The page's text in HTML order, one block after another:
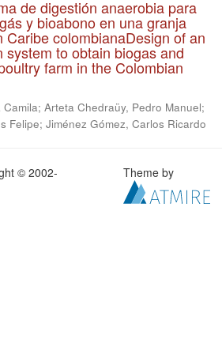
de digestión anaerobia para
y bioabono en una granja
colombianaDesign of an
system to obtain biogas and
farm in the Colombian
Camila; Arteta Chedraüy, Pedro Manuel;
Felipe; Jiménez Gómez, Carlos Ricardo
© 2002-
Theme by